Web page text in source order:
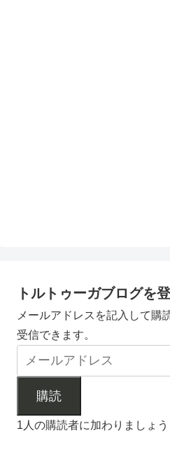
トルトゥーガブログを
メールアドレスを記入して購
受信できます。
購読
1人の購読者に加わりましょう